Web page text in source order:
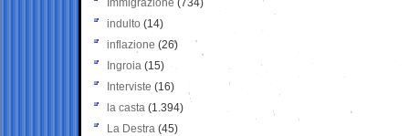
Immigrazione (734)
indulto (14)
inflazione (26)
Ingroia (15)
Interviste (16)
la casta (1.394)
La Destra (45)